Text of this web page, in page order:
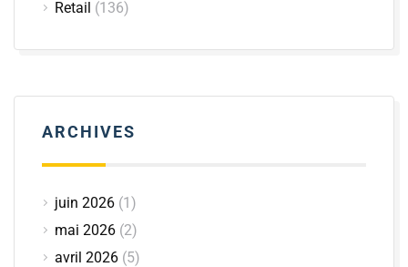
Retail (136)
ARCHIVES
juin 2026 (1)
mai 2026 (2)
avril 2026 (5)